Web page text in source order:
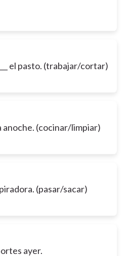
el pasto. (trabajar/cortar)
anoche. (cocinar/limpiar)
(pasar/sacar)
ayer.